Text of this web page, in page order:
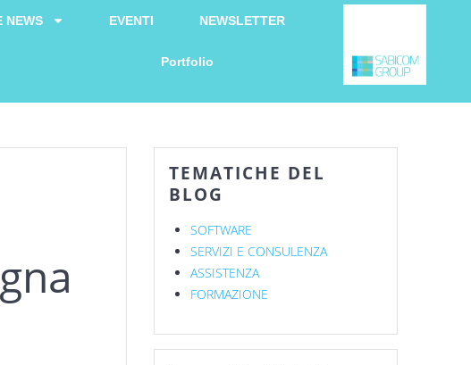
NEWS EVENTI NEWSLETTER
Portfolio
TEMATICHE DEL
BLOG
SOFTWARE
SERVIZI E CONSULENZA
ASSISTENZA
FORMAZIONE